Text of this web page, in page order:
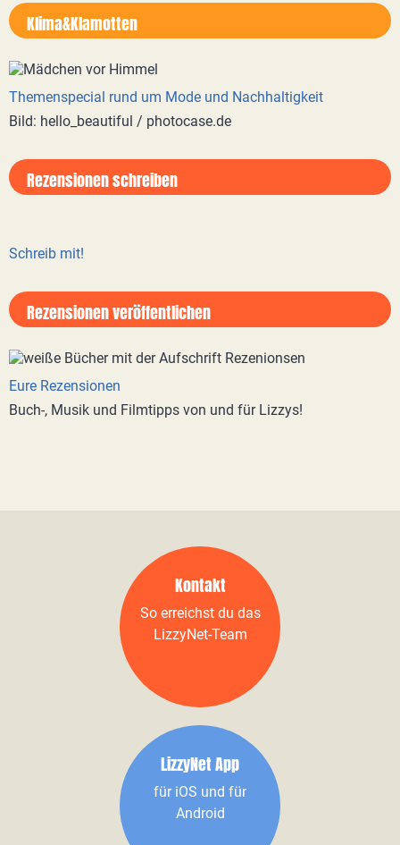
Klima&Klamotten
Themenspecial rund um Mode und Nachhaltigkeit
Bild: hello_beautiful / photocase.de
Rezensionen schreiben
Schreib mit!
Rezensionen veröffentlichen
Eure Rezensionen
Buch-, Musik und Filmtipps von und für Lizzys!
Kontakt
So erreichst du das
LizzyNet-Team
LizzyNet App
für iOS und für
Android